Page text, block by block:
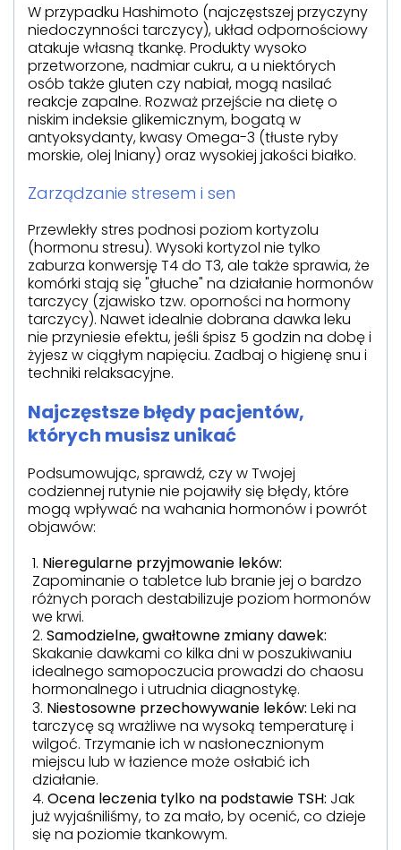
W przypadku Hashimoto (najczęstszej przyczyny
niedoczynności tarczycy), układ odpornościowy
atakuje własną tkankę. Produkty wysoko
przetworzone, nadmiar cukru, a u niektórych
osób także gluten czy nabiał, mogą nasilać
reakcje zapalne. Rozważ przejście na dietę o
niskim indeksie glikemicznym, bogatą w
antyoksydanty, kwasy Omega-3 (tłuste ryby
morskie, olej lniany) oraz wysokiej jakości białko.
Zarządzanie stresem i sen
Przewlekły stres podnosi poziom kortyzolu
(hormonu stresu). Wysoki kortyzol nie tylko
zaburza konwersję T4 do T3, ale także sprawia, że
komórki stają się "głuche" na działanie hormonów
tarczycy (zjawisko tzw. oporności na hormony
tarczycy). Nawet idealnie dobrana dawka leku
nie przyniesie efektu, jeśli śpisz 5 godzin na dobę i
żyjesz w ciągłym napięciu. Zadbaj o higienę snu i
techniki relaksacyjne.
Najczęstsze błędy pacjentów,
których musisz unikać
Podsumowując, sprawdź, czy w Twojej
codziennej rutynie nie pojawiły się błędy, które
mogą wpływać na wahania hormonów i powrót
objawów:
Nieregularne przyjmowanie leków:
Zapominanie o tabletce lub branie jej o bardzo
różnych porach destabilizuje poziom hormonów
we krwi.
Samodzielne, gwałtowne zmiany dawek:
Skakanie dawkami co kilka dni w poszukiwaniu
idealnego samopoczucia prowadzi do chaosu
hormonalnego i utrudnia diagnostykę.
Niestosowne przechowywanie leków: Leki na
tarczycę są wrażliwe na wysoką temperaturę i
wilgoć. Trzymanie ich w nasłonecznionym
miejscu lub w łazience może osłabić ich
działanie.
Ocena leczenia tylko na podstawie TSH: Jak
już wyjaśniliśmy, to za mało, by ocenić, co dzieje
się na poziomie tkankowym.